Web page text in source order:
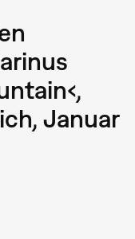
Januar